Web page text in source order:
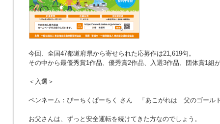
今回、全国47都道府県から寄せられた応募作は21,619句。
その中から最優秀賞1作品、優秀賞2作品、入選3作品、団体賞1組
＜入選＞
ペンネーム：ぴーちくぱーちく さん 「あこがれは 父のゴール
お父さんは、ずっと安全運転を続けてきた方なのでしょう。